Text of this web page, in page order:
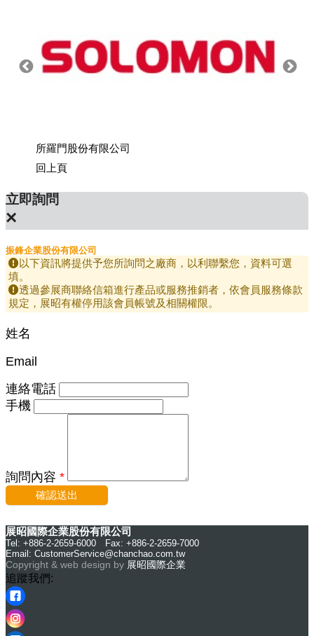
所羅門股份有限公司
回上頁
立即詢問
×
振鋒企業股份有限公司
以下資訊將提供予您所詢問之廠商，以利聯繫您，資料可選
填。
透過參展商聯絡信箱進行產品或服務推銷者，依會員服務條款
規定，展昭有權停用該會員帳號及相關權限。
姓名
Email
連絡電話
手機
詢問內容 *
確認送出
展昭國際企業股份有限公司
Tel: +886-2-2659-6000 Fax: +886-2-2659-7000
Email: CustomerService@chanchao.com.tw
Copyright & web design by 展昭國際企業
追蹤我們: